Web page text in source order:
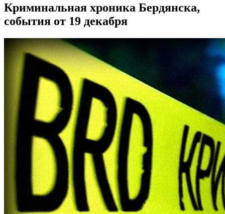
Криминальная хроника Бердянска,
события от 19 декабря